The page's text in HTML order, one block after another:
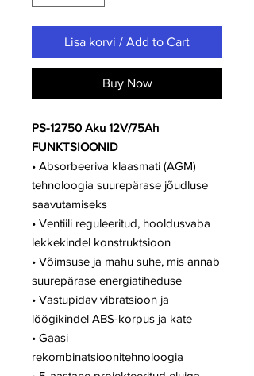
Lisa korvi / Add to Cart
Buy Now
PS-12750 Aku 12V/75Ah
FUNKTSIOONID
• Absorbeeriva klaasmati (AGM)
tehnoloogia suurepärase jõudluse
saavutamiseks
• Ventiili reguleeritud, hooldusvaba
lekkekindel konstruktsioon
• Võimsuse ja mahu suhe, mis annab
suurepärase energiatiheduse
• Vastupidav vibratsioon ja
löögikindel ABS-korpus ja kate
• Gaasi
rekombinatsioonitehnoloogia